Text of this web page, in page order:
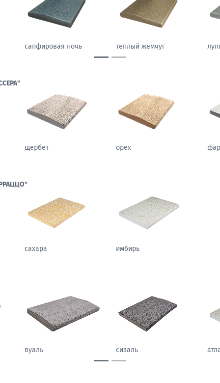
песчаный камень морозный персик
щербет орех
сахара имбирь
гобелен вуаль